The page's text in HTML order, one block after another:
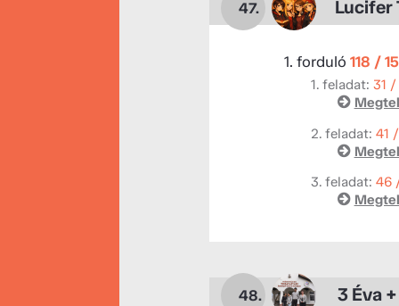
47. Lucifer
1. forduló 118 /
1. feladat: 31
2. feladat: 41
3. feladat: 46
48. 3 Éva